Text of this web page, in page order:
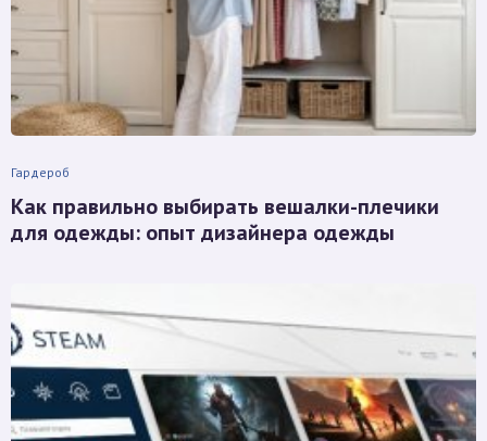
Гардероб
Как правильно выбирать вешалки-плечики
для одежды: опыт дизайнера одежды